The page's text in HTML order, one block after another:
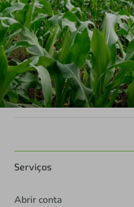
Serviços
Abrir conta